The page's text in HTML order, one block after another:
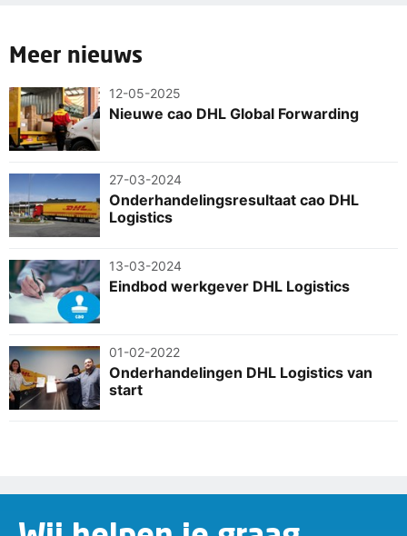
Meer nieuws
12-05-2025
Nieuwe cao DHL Global Forwarding
27-03-2024
Onderhandelingsresultaat cao DHL
Logistics
13-03-2024
Eindbod werkgever DHL Logistics
01-02-2022
Onderhandelingen DHL Logistics van
start